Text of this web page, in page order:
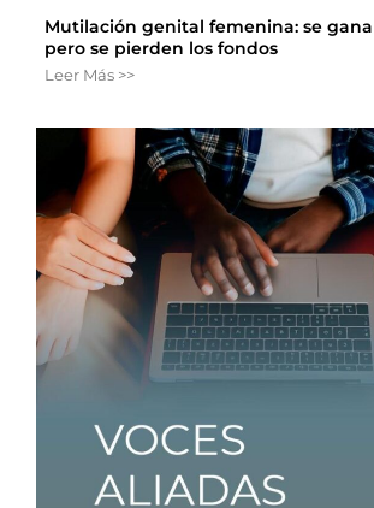
Mutilación genital femenina: se
pero se pierden los fondos
Leer Más >>